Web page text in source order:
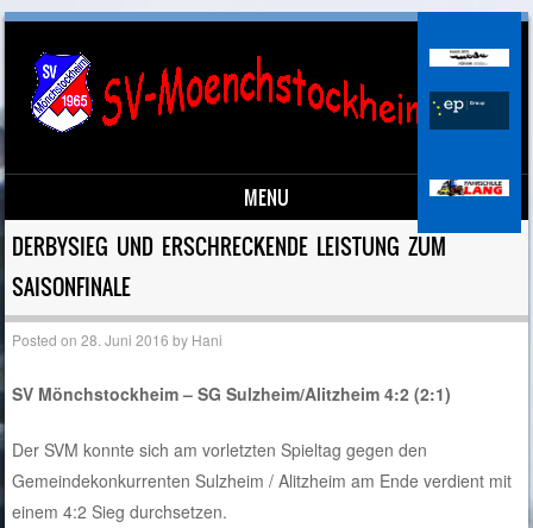
MENU
Skip to content
DERBYSIEG UND ERSCHRECKENDE LEISTUNG ZUM
SAISONFINALE
Posted on28. Juni 2016 by Hani
SV Mönchstockheim – SG Sulzheim/Alitzheim 4:2 (2:1)
Der SVM konnte sich am vorletzten Spieltag gegen den
Gemeindekonkurrenten Sulzheim / Alitzheim am Ende verdient mit
einem 4:2 Sieg durchsetzen.